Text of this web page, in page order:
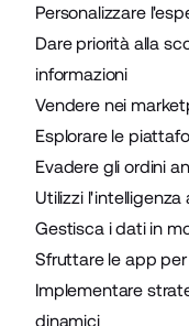
Personalizzare
Dare priorità alla
informazioni
Vendere nei
Esplorare le
Evadere gli ordini
Utilizzi l'intelligenza
Gestisca i dati in
Sfruttare le app
Implementare
dinamici